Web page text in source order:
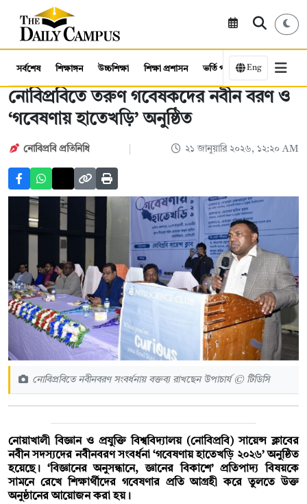
সর্বশেষ শিক্ষাঙ্গন উচ্চশিক্ষা শিক্ষা প্রশাসন ভর্তি পরীক্ষা কর্মসংস্থান
Eng
নোবিপ্রবিতে তরুণ গবেষকদের নবীন বরণ ও
‘গবেষণায় হাতেখড়ি’ অনুষ্ঠিত
নোবিপ্রবি প্রতিনিধি ২১ জানুয়ারি ২০২৬, ১২:২০ AM
নোবিপ্রবিতে নবীনবরণ সংবর্ধনায় বক্তব্য রাখছেন উপাচার্য © টিডিসি
নোয়াখালী বিজ্ঞান ও প্রযুক্তি বিশ্ববিদ্যালয় (নোবিপ্রবি) সায়েন্স ক্লাবের
নবীন সদস্যদের নবীনবরণ সংবর্ধনা ‘গবেষণায় হাতেখড়ি ২০২৬’ অনুষ্ঠিত
হয়েছে। ‘বিজ্ঞানের অনুসন্ধানে, জ্ঞানের বিকাশে’ প্রতিপাদ্য বিষয়কে
সামনে রেখে শিক্ষার্থীদের গবেষণার প্রতি আগ্রহী করে তুলতে উক্ত
অনুষ্ঠানের আয়োজন করা হয়।